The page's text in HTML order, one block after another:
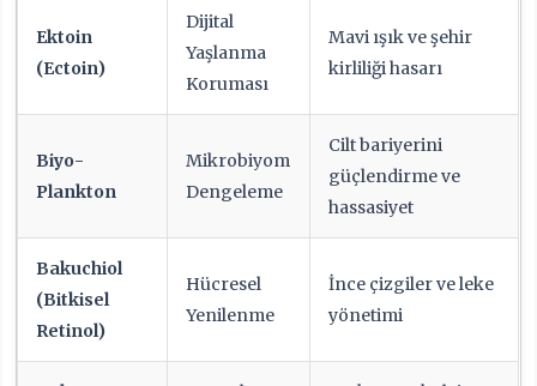
Ektoin
(Ectoin)
Dijital
Yaşlanma
Koruması
Mavi ışık ve şehir
kirliliği hasarı
Biyo-
Plankton
Mikrobiyom
Dengeleme
Cilt bariyerini
güçlendirme ve
hassasiyet
Bakuchiol
(Bitkisel
Retinol)
Hücresel
Yenilenme
İnce çizgiler ve leke
yönetimi